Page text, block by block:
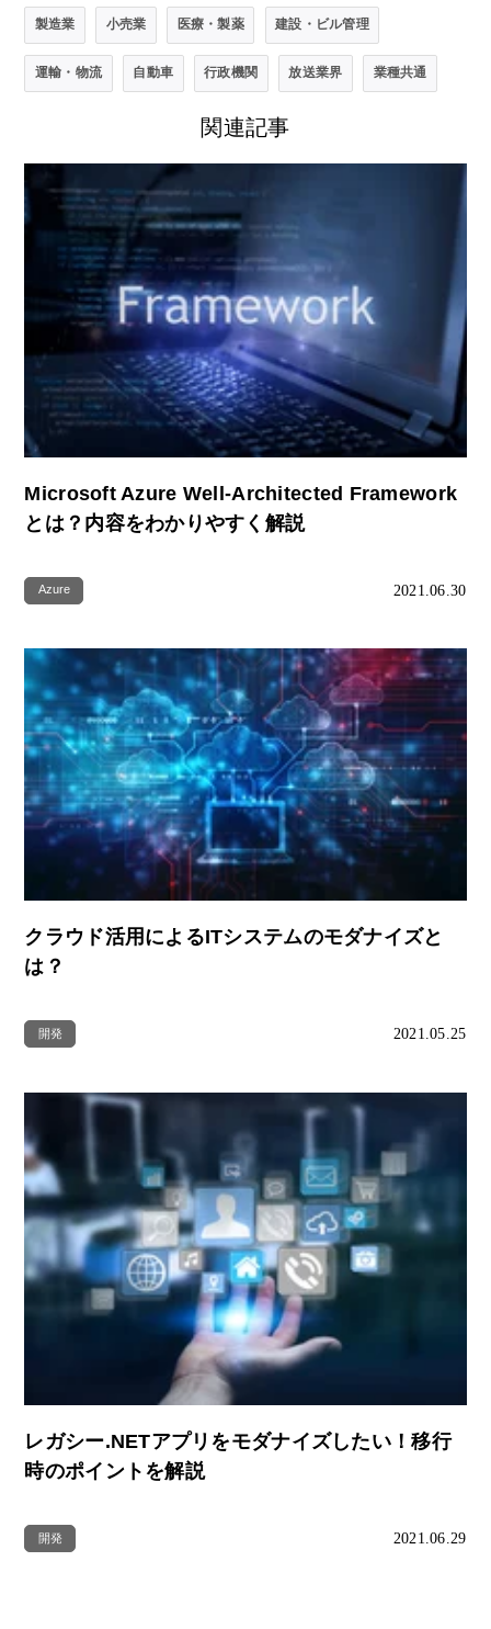
製造業 小売業 医療・製薬 建設・ビル管理
運輸・物流 自動車 行政機関 放送業界 業種共通
関連記事
Microsoft Azure Well-Architected Framework
とは？内容をわかりやすく解説
Azure 2021.06.30
クラウド活用によるITシステムのモダナイズと
は？
開発 2021.05.25
レガシー.NETアプリをモダナイズしたい！移行
時のポイントを解説
開発 2021.06.29